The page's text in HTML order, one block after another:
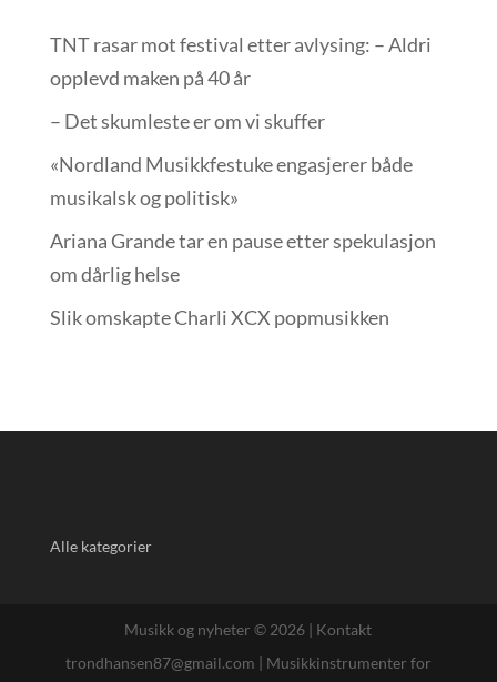
TNT rasar mot festival etter avlysing: – Aldri
opplevd maken på 40 år
– Det skumleste er om vi skuffer
«Nordland Musikkfest­uke engasjerer både
musikalsk og politisk»
Ariana Grande tar en pause etter spekulasjon
om dårlig helse
Slik omskapte Charli XCX popmusikken
Alle kategorier
Musikk og nyheter © 2026 | Kontakt
trondhansen87@gmail.com | Musikkinstrumenter for